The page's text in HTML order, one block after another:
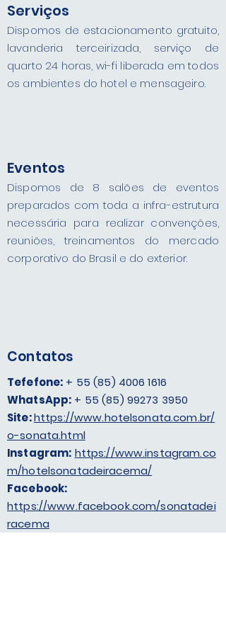
Serviços
Dispomos de estacionamento gratuito,
lavanderia terceirizada, serviço de
quarto 24 horas, wi-fi liberada em todos
os ambientes do hotel e mensageiro.
Eventos
Dispomos de 8 salões de eventos
preparados com toda a infra-estrutura
necessária para realizar convenções,
reuniões, treinamentos do mercado
corporativo do Brasil e do exterior.
Contatos
Tefefone: + 55 (85) 4006 1616
WhatsApp: + 55 (85) 99273 3950
Site:https://www.hotelsonata.com.br/
o-sonata.html
Instagram: https://www.instagram.co
m/hotelsonatadeiracema/
Facebook:
https://www.facebook.com/sonatadei
racema